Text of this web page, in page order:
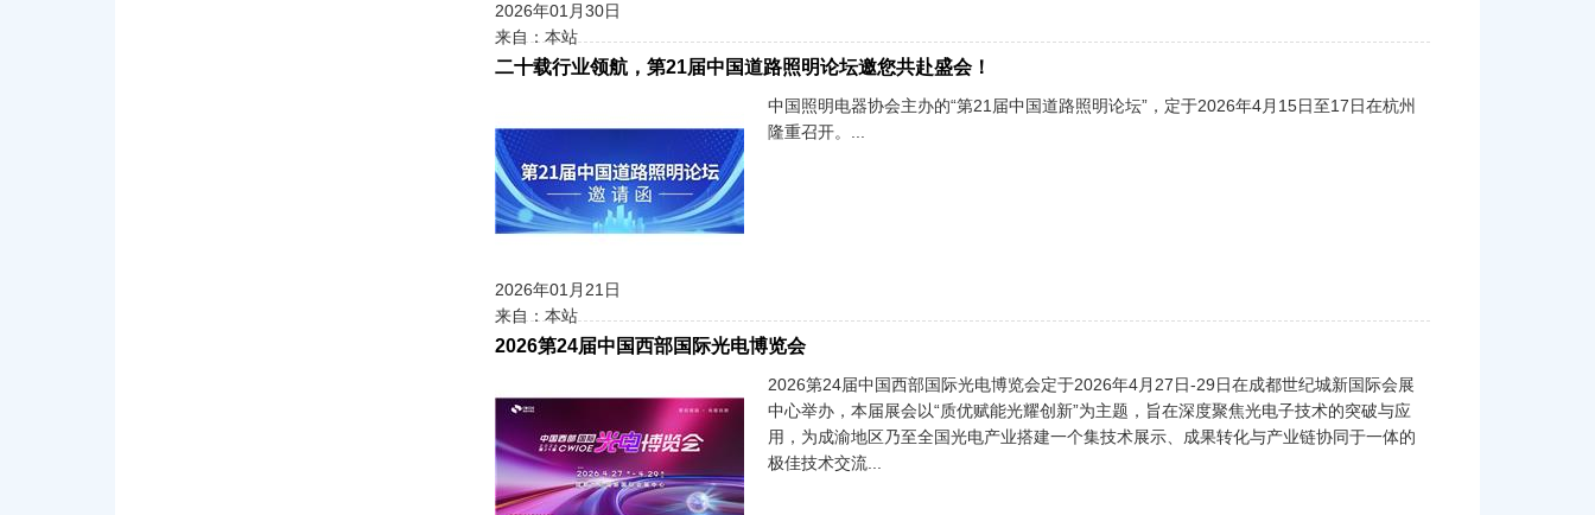
2026年01月30日
来自：本站
二十载行业领航，第21届中国道路照明论坛邀您共赴盛会！
中国照明电器协会主办的“第21届中国道路照明论坛”，定于2026年4月15日至17日在杭州
隆重召开。...
2026年01月21日
来自：本站
2026第24届中国西部国际光电博览会
2026第24届中国西部国际光电博览会定于2026年4月27日-29日在成都世纪城新国际会展
中心举办，本届展会以“质优赋能光耀创新”为主题，旨在深度聚焦光电子技术的突破与应
用，为成渝地区乃至全国光电产业搭建一个集技术展示、成果转化与产业链协同于一体的
极佳技术交流...